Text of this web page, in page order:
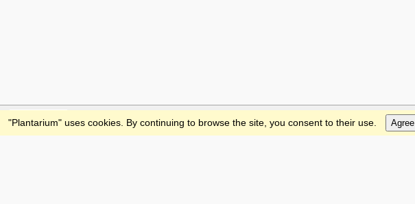
Feedback
"Plantarium" uses cookies. By continuing to browse the site, you consent to their use. Agree